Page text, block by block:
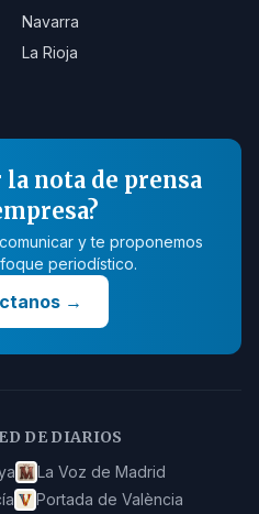
Navarra
La Rioja
la nota de prensa
y te proponemos
periodístico.
→
DE DIARIOS
La Voz de Madrid
Portada de València